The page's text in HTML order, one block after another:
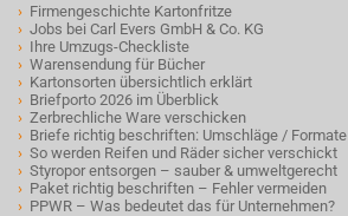
› Firmengeschichte Kartonfritze
› Jobs bei Carl Evers GmbH & Co. KG
› Ihre Umzugs-Checkliste
› Warensendung für Bücher
› Kartonsorten übersichtlich erklärt
› Briefporto 2026 im Überblick
› Zerbrechliche Ware verschicken
› Briefe richtig beschriften: Umschläge / Formate
› So werden Reifen und Räder sicher verschickt
› Styropor entsorgen – sauber & umweltgerecht
› Paket richtig beschriften – Fehler vermeiden
› PPWR – Was bedeutet das für Unternehmen?